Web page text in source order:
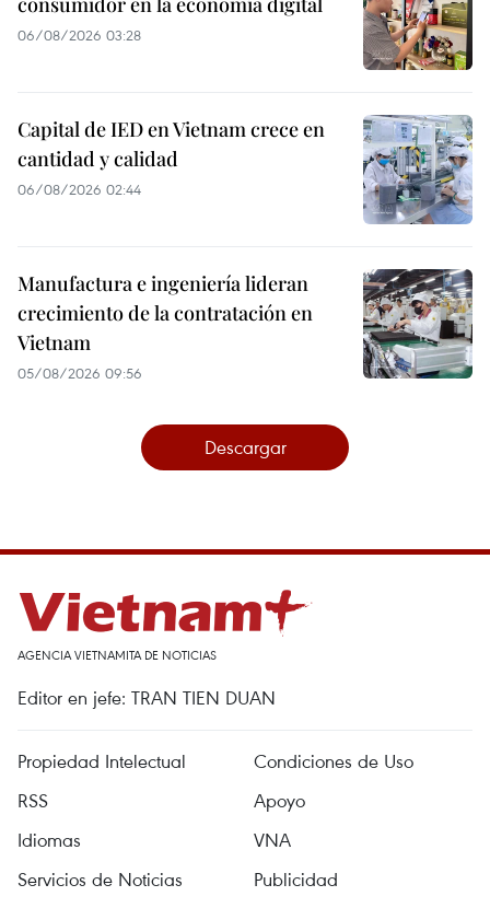
06/08/2026 03:28
Capital de IED en Vietnam crece en
cantidad y calidad
06/08/2026 02:44
Manufactura e ingeniería lideran
crecimiento de la contratación en
Vietnam
05/08/2026 09:56
Descargar
AGENCIA VIETNAMITA DE NOTICIAS
Editor en jefe: TRAN TIEN DUAN
Propiedad Intelectual
Condiciones de Uso
RSS
Apoyo
Idiomas
VNA
Servicios de Noticias
Publicidad